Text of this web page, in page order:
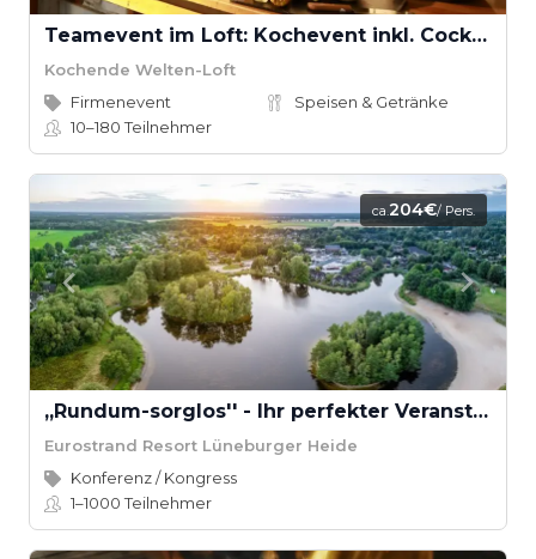
Teamevent im Loft: Kochevent inkl. Cocktail-Workshop ab 16 Teilnehmern
Kochende Welten-Loft
Firmenevent
Speisen & Getränke
10–180Teilnehmer
ca.204€/ Pers.
,,Rundum-sorglos'' - Ihr perfekter Veranstaltungstag
Eurostrand Resort Lüneburger Heide
Konferenz / Kongress
1–1000Teilnehmer